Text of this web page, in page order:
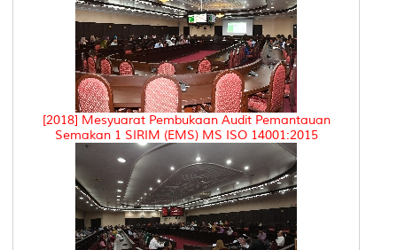
[2018] Mesyuarat Pembukaan Audit Pemantauan
Semakan 1 SIRIM (EMS) MS ISO 14001:2015